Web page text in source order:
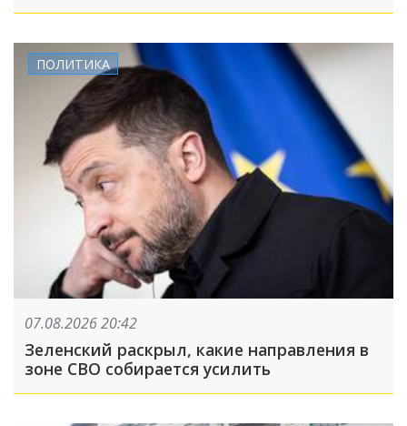
ПОЛИТИКА
07.08.2026 20:42
Зеленский раскрыл, какие направления в
зоне СВО собирается усилить